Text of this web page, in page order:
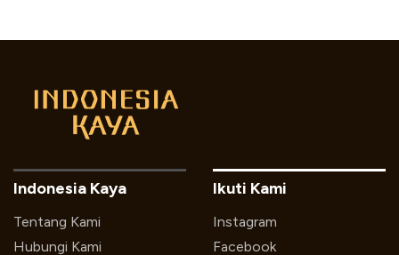
Indonesia Kaya
Tentang Kami
Hubungi Kami
Ikuti Kami
Instagram
Facebook